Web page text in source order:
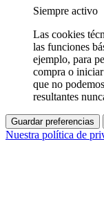
Siempre activo
Las cookies
las funciones
ejemplo, para
compra o
que no
resultantes
Guardar preferencias
Nuestra política de